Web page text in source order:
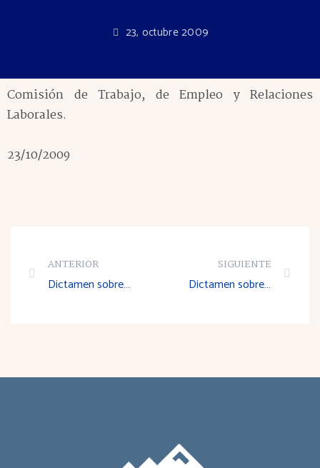
23, octubre 2009
Comisión de Trabajo, de Empleo y Relaciones
Laborales.
23/10/2009
ANTERIOR
Dictamen sobre el Anteproyecto de Ley de Medidas Fiscales y Administrativas para el año 2010
SIGUIENTE
Dictamen sobre el Anteproyecto de Ley de la Cámara Oficial de Comercio e Industria de La Rioja